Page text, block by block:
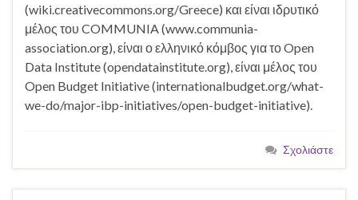
(wiki.creativecommons.org/Greece) και είναι ιδρυτικό
μέλος του COMMUNIA (www.communia-
association.org), είναι ο ελληνικό κόμβος για το Open
Data Institute (opendatainstitute.org), είναι μέλος του
Open Budget Initiative (internationalbudget.org/what-
we-do/major-ibp-initiatives/open-budget-initiative).
Σχολιάστε